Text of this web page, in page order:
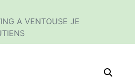
A VENTOUSE JE